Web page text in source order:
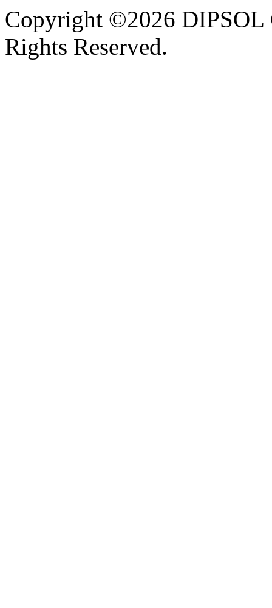
Copyright ©2026
Rights Reserved.